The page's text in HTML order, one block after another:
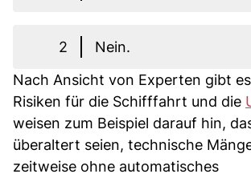
2
Nein.
Nach Ansicht von Experten gibt
Risiken für die Schifffahrt und die
weisen zum Beispiel darauf hin,
überaltert seien, technische
zeitweise ohne automatisches